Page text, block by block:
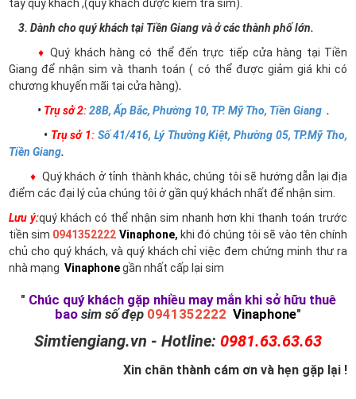
tay quý khách ,(quý khách được kiểm tra sim).
3. Dành cho quý khách tại Tiền Giang và ở các thành phố lớn.
♦ Quý khách hàng có thể đến trực tiếp cửa hàng tại Tiền
Giang để nhận sim và thanh toán ( có thể được giảm giá khi có
chương khuyến mãi tại cửa hàng).
• Trụ sở 2:28B, Ấp Bắc, Phường 10, TP. Mỹ Tho, Tiền Giang .
• Trụ sở 1: Số 41/416, Lý Thường Kiệt, Phường 05, TP.Mỹ Tho,
Tiền Giang.
♦ Quý khách ở tỉnh thành khác, chúng tôi sẽ hướng dẫn lại địa
điểm các đại lý của chúng tôi ở gần quý khách nhất để nhận sim.
Lưu ý:quý khách có thể nhận sim nhanh hơn khi thanh toán trước
tiền sim 0941352222 Vinaphone, khi đó chúng tôi sẽ vào tên chính
chủ cho quý khách, và quý khách chỉ việc đem chứng minh thư ra
nhà mạng Vinaphonegần nhất cấp lại sim
" Chúc quý khách gặp nhiều may mắn khi sở hữu thuê
bao sim số đẹp 0941352222 Vinaphone"
Simtiengiang.vn - Hotline: 0981.63.63.63
Xin chân thành cám ơn và hẹn gặp lại !